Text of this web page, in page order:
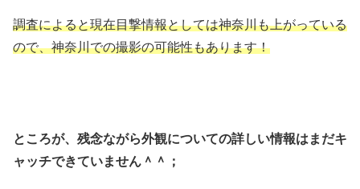
調査によると現在目撃情報としては神奈川も上がっている
ので、神奈川での撮影の可能性もあります！
ところが、残念ながら外観についての詳しい情報はまだキ
ャッチできていません＾＾；